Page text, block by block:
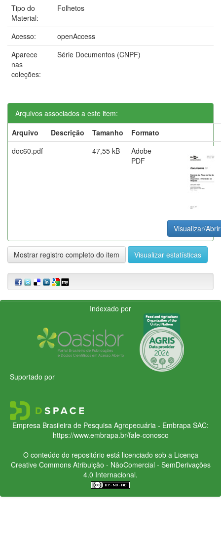
Tipo do
Material:
Folhetos
Acesso:
openAccess
Aparece
nas
coleções:
Série Documentos (CNPF)
Arquivos associados a este item:
Arquivo
Descrição Tamanho
Formato
doc60.pdf
47,55 kB
Adobe
PDF
Visualizar/Abrir
Mostrar registro completo do item Visualizar estatísticas
Indexado por
Suportado por
Empresa Brasileira de Pesquisa Agropecuária - Embrapa SAC:
https://www.embrapa.br/fale-conosco
O conteúdo do repositório está licenciado sob a Licença
Creative CommonsAtribuição - NãoComercial - SemDerivações
4.0 Internacional.